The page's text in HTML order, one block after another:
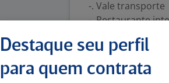
-. Vale transporte
-. Restaurante
-. Férias semestrais
-. Day-off – folga
-. Desconto de
Destaque seu perfil
para quem contrata